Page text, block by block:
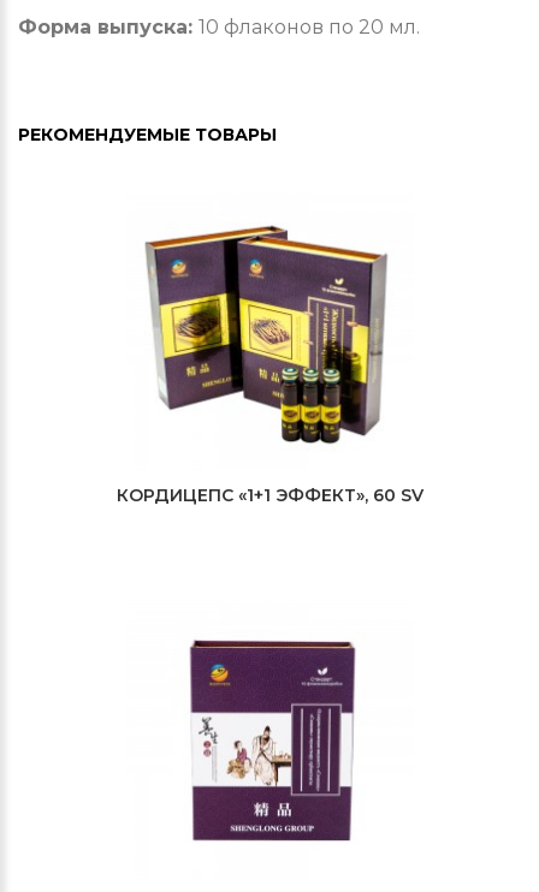
Форма выпуска: 10 флаконов по 20 мл.
РЕКОМЕНДУЕМЫЕ ТОВАРЫ
КОРДИЦЕПС «1+1 ЭФФЕКТ», 60 SV